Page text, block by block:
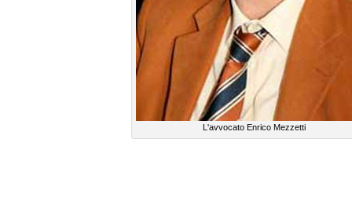
L'avvocato Enrico Mezzetti